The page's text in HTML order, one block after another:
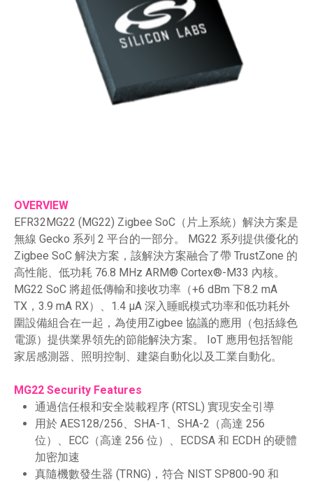
OVERVIEW
EFR32MG22 (MG22) Zigbee SoC（片上系統）解決方案是
無線 Gecko 系列 2 平台的一部分。 MG22 系列提供優化的
Zigbee SoC 解決方案，該解決方案融合了帶 TrustZone 的
高性能、低功耗 76.8 MHz ARM® Cortex®-M33 內核。
MG22 SoC 將超低傳輸和接收功率（+6 dBm 下8.2 mA
TX，3.9 mA RX）、1.4 µA 深入睡眠模式功率和低功耗外
圍設備組合在一起，為使用Zigbee 協議的應用（包括綠色
電源）提供業界領先的節能解決方案。 IoT 應用包括智能
家居感測器、照明控制、建築自動化以及工業自動化。
MG22 Security Features
通過信任根和安全裝載程序 (RTSL) 實現安全引導
用於 AES128/256、SHA-1、SHA-2（高達 256
位）、ECC（高達 256 位）、ECDSA 和 ECDH 的硬體
加密加速
真隨機數發生器 (TRNG)，符合 NIST SP800-90 和